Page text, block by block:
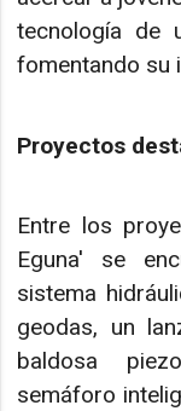
tecnología de
fomentando su
Proyectos
Entre los
Eguna' se
sistema
geodas, un
baldosa
semáforo